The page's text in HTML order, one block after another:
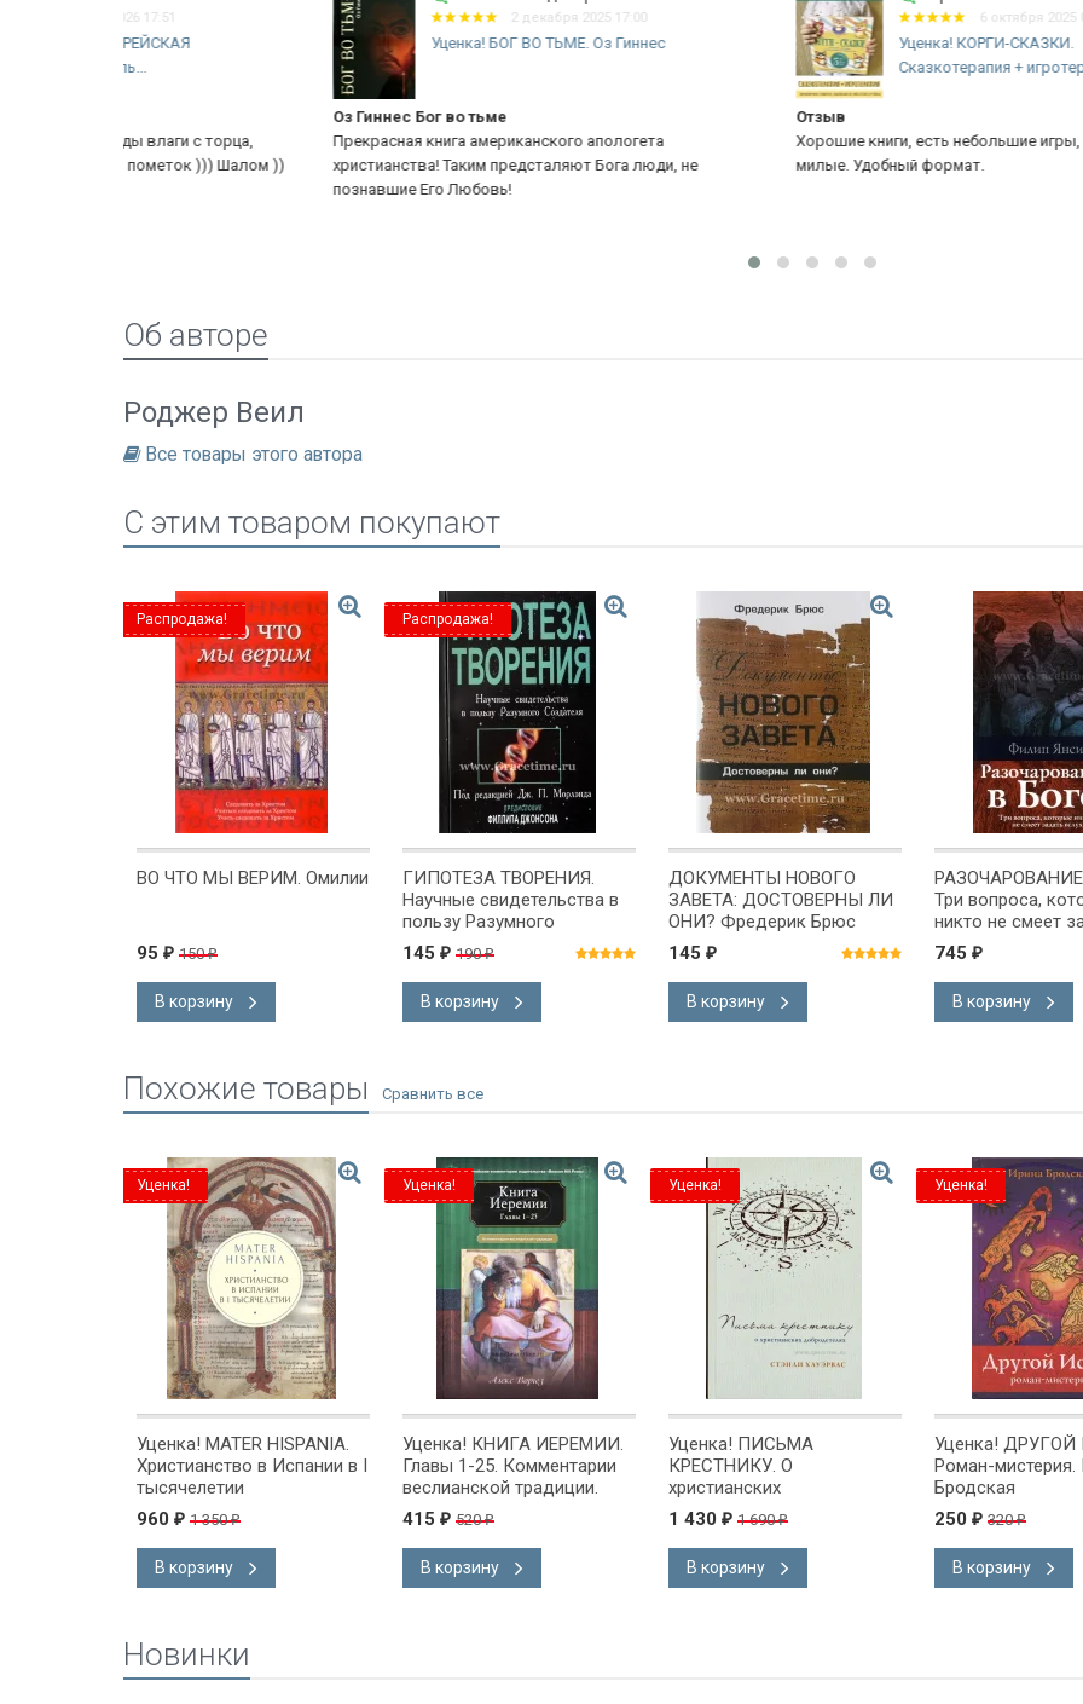
2 декабря 2025 17:00
Уценка! БОГ ВО ТЬМЕ. Оз Гиннес
Прекрасная книга американского апологета
христианства! Таким предсталяют Бога люди, не
6 октября 2025 09:36
Уценка! КОРГИ-СКАЗКИ.
Сказкотерапия + игротерапия
Хорошие книги, есть небольшие игры, сами собачки
милые. Удобный формат.
Об авторе
Роджер Веил
Все товары этого автора
C этим товаром покупают
Распродажа!
ВО ЧТО МЫ ВЕРИМ. Омилии
95 ₽ 150₽
В корзину
Распродажа!
ГИПОТЕЗА ТВОРЕНИЯ.
Научные свидетельства в
пользу Разумного
Создателя. Дж. П. Морлэнд
и др.
145 ₽ 190₽
В корзину
ДОКУМЕНТЫ НОВОГО
ЗАВЕТА: ДОСТОВЕРНЫ ЛИ
ОНИ? Фредерик Брюс
145 ₽
В корзину
РАЗОЧАРОВАНИЕ
Три вопроса,
никто не смеет
слух. Филипп Янси
745 ₽
В корзину
Похожие товары
Уценка!
Уценка! MATER HISPANIA.
Христианство в Испании в I
тысячелетии
960 ₽ 1 350₽
В корзину
Уценка!
Уценка! КНИГА ИЕРЕМИИ.
Главы 1-25. Комментарии
веслианской традиции.
Алекс Воргез
415 ₽ 520₽
В корзину
Уценка!
Уценка! ПИСЬМА
КРЕСТНИКУ. О
христианских
добродетелях. Стэнли
Хауэрвас
1 430 ₽ 1 690₽
В корзину
Уценка!
Уценка!
Роман-мистерия.
Бродская
250 ₽ 320₽
В корзину
Новинки